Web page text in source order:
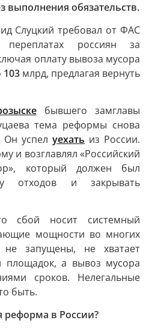
выполнения обязательств.
Слуцкий требовал от ФАС
россиян за
оплату вывоза мусора
103 млрд, предлагая вернуть
бывшего замглавы
тема реформы снова
успел уехать из России.
и возглавлял «Российский
который должен был
отходов и закрывать
сбой носит системный
мощности во многих
запущены, не хватает
площадок, а вывоз мусора
сроков. Нелегальные
быть.
реформа в России?